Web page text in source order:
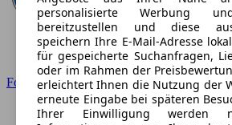
Ford
personalisierte Werbung
bereitzustellen und diese
speichern Ihre E-Mail-Adresse
für gespeicherte Suchanfragen,
oder im Rahmen der
erleichtert Ihnen die Nutzung der
erneute Eingabe bei späteren
Ihrer Einwilligung werden